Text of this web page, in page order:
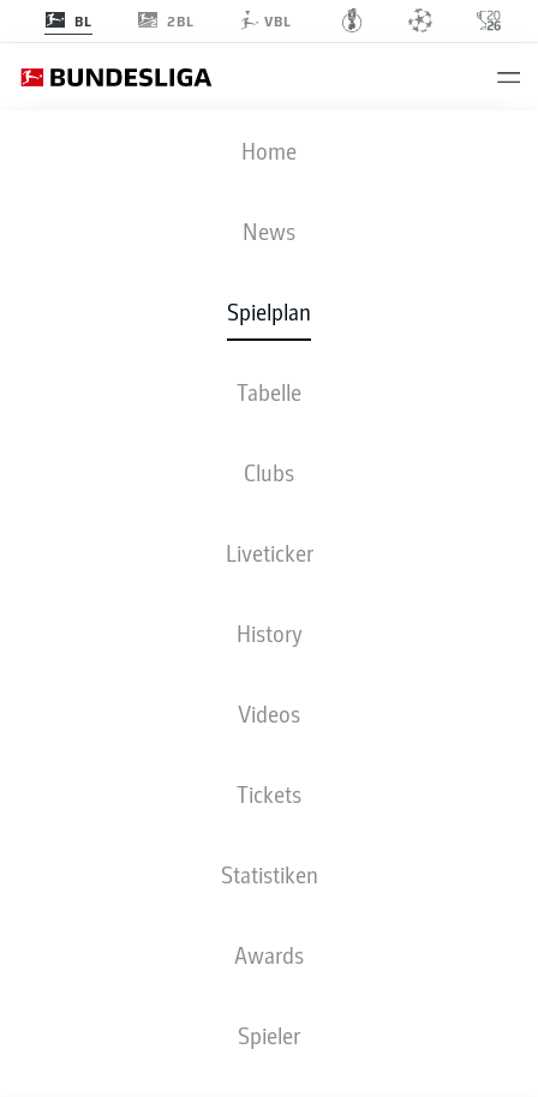
BL 2BL VBL
Home
News
Spielplan
Tabelle
Clubs
Liveticker
History
Videos
Tickets
Statistiken
Awards
Spieler
M05
AUFSTELLUNGEN
Die Startaufstellung wird 60 Minuten vor